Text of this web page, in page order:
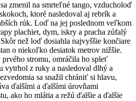
zmenil na smrteľné tango, vzducholoď
ktoré nasledoval aj rebrík a
rúk. Loď na jej poslednom veľkom
plachiet, dym, iskry a pracha zúfalý
než loď dosiahla najvyššie končiare
o niekoľko desiatok metrov nižšie.
stromu, omráčila ho spleť
vytrhol z ruky a nasledoval dlhý a
sa snažil chrániť si hlavu,
ďalšími a ďalšími úrovňami
ako ho mlátia a režú ďalšie a ďalšie